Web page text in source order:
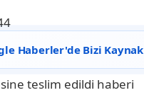
Haberler'de Bizi